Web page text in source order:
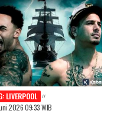
LIVERPOOL
2026 09:33 WIB